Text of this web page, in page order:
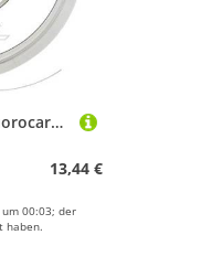
DAIWA Tournament Fluorocarbon Leader 50m 0 23mm 4.3kg / 9 48lbs transparent Vorfach Angelschnur 12940-023
13,44 €
00:03; der
haben.